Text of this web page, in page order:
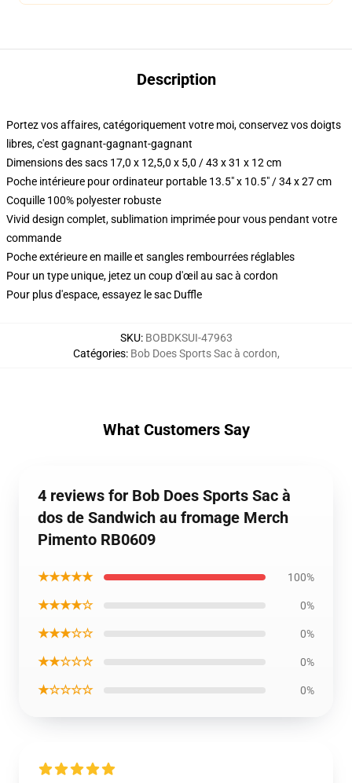
Description
Portez vos affaires, catégoriquement votre moi, conservez vos doigts
libres, c'est gagnant-gagnant-gagnant
Dimensions des sacs 17,0 x 12,5,0 x 5,0 / 43 x 31 x 12 cm
Poche intérieure pour ordinateur portable 13.5" x 10.5" / 34 x 27 cm
Coquille 100% polyester robuste
Vivid design complet, sublimation imprimée pour vous pendant votre
commande
Poche extérieure en maille et sangles rembourrées réglables
Pour un type unique, jetez un coup d'œil au sac à cordon
Pour plus d'espace, essayez le sac Duffle
SKU: BOBDKSUI-47963
Catégories: Bob Does Sports Sac à cordon,
What Customers Say
4 reviews for Bob Does Sports Sac à
dos de Sandwich au fromage Merch
Pimento RB0609
★★★★★ 100%
★★★★☆ 0%
★★★☆☆ 0%
★★☆☆☆ 0%
★☆☆☆☆ 0%